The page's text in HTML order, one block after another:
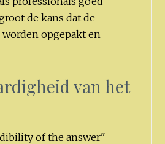
de kans dat de
opgepakt en
van het
of the answer"